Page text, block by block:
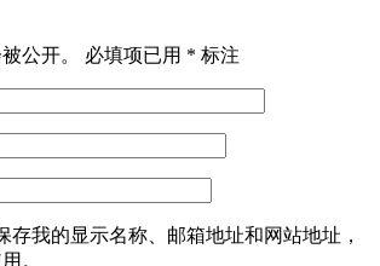
公开。 必填项已用 * 标注
存我的显示名称、邮箱地址和网站地址，
。